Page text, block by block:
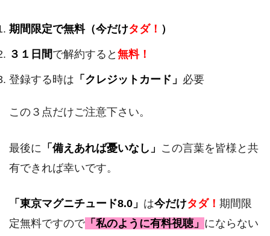
期間限定で無料（今だけタダ！ ）
３１日間で解約すると 無料！
登録する時は 「クレジットカード」 必要
この３点だけご注意下さい。
最後に 「備えあれば憂いなし」 この言葉を皆様と共
有できれば幸いです。
「東京マグニチュード8.0」 は今だけタダ！ 期間限
定無料ですので 「私のように有料視聴」 にならない